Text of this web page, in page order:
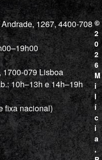
1267, 4400-708
1700-079 Lisboa
10h–13h e 14h–19h
fixa nacional)
©
2
0
2
6
M
i
l
í
c
i
a
,